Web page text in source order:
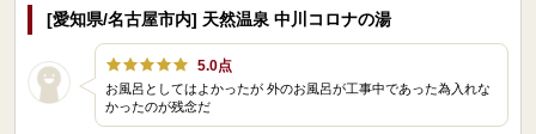
[愛知県/名古屋市内] 天然温泉 中川コロナの湯
5.0点
お風呂としてはよかったが 外のお風呂が工事中であった為入れな
かったのが残念だ